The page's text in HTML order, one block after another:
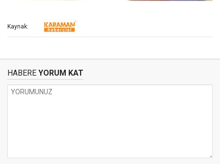
Kaynak:
HABERE YORUM KAT